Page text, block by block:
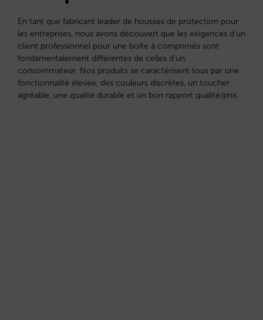
En tant que fabricant leader de housses de protection pour
les entreprises, nous avons découvert que les exigences d’un
client professionnel pour une boîte à comprimés sont
fondamentalement différentes de celles d’un
consommateur. Nos produits se caractérisent tous par une
fonctionnalité élevée, des couleurs discrètes, un toucher
agréable, une qualité durable et un bon rapport qualité/prix.